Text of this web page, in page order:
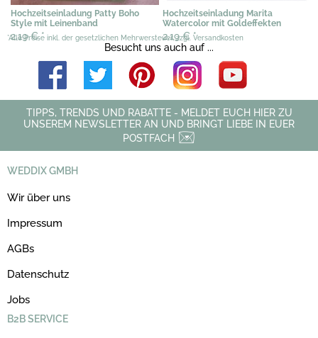
Hochzeitseinladung Patty Boho
Style mit Leinenband
2,19 €*
Hochzeitseinladung Marita
Watercolor mit Goldeffekten
2,19 € *
*Alle Preise inkl. der gesetzlichen Mehrwersteuer, zzgl. Versandkosten
Besucht uns auch auf ...
TIPPS, TRENDS UND RABATTE - MELDET EUCH HIER ZU
UNSEREM NEWSLETTER AN UND BRINGT LIEBE IN EUER
POSTFACH
WEDDIX GMBH
Wir über uns
Impressum
AGBs
Datenschutz
Jobs
B2B SERVICE